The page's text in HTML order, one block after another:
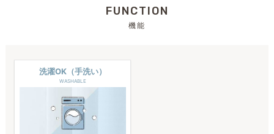
FUNCTION
機能
洗濯OK（手洗い）
WASHABLE